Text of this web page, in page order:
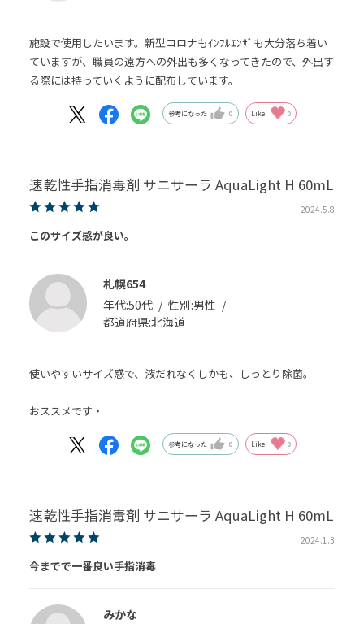
施設で使用したいます。新型コロナもｲﾝﾌﾙｴﾝｻﾞも大分落ち着い
ていますが、職員の遠方への外出も多くなってきたので、外出す
る際には持っていくように配布しています。
参考になった 0 Like! 0
速乾性手指消毒剤 サニサーラ AquaLight H 60mL
2024.5.8
このサイズ感が良い。
札幌654
年代:50代 性別:男性
都道府県:北海道
使いやすいサイズ感で、液だれなくしかも、しっとり除菌。
おススメです・
参考になった 0 Like! 0
速乾性手指消毒剤 サニサーラ AquaLight H 60mL
2024.1.3
今までで一番良い手指消毒
みかな